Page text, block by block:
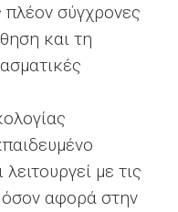
σύγχρονες
και τη
με τις
αφορά στην